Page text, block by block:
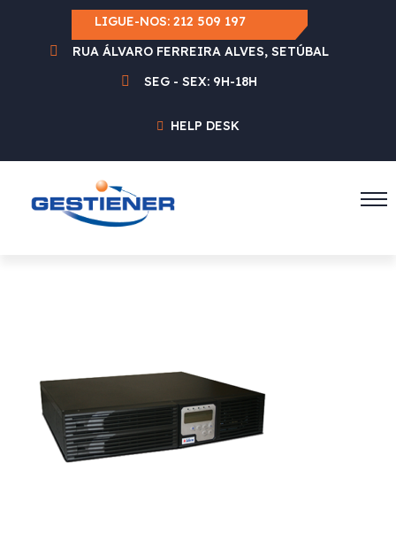
LIGUE-NOS: 212 509 197
RUA ÁLVARO FERREIRA ALVES, SETÚBAL
SEG - SEX: 9H-18H
HELP DESK